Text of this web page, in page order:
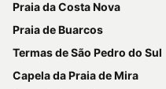
Praia da Costa Nova
Praia de Buarcos
Termas de São Pedro do Sul
Capela da Praia de Mira